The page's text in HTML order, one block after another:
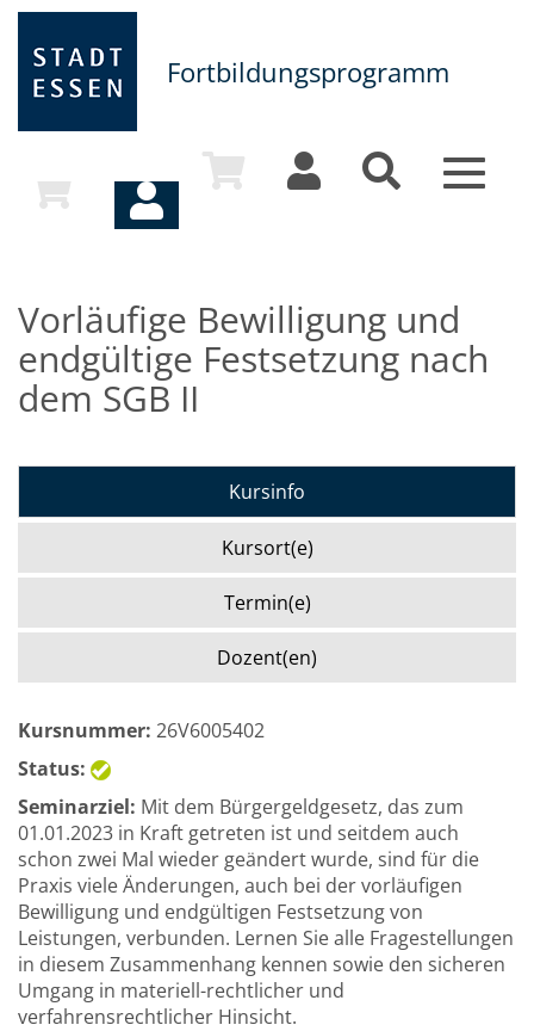
Fortbildungsprogramm
Toggle
Vorläufige Bewilligung und
endgültige Festsetzung nach
dem SGB II
Kursinfo
Kursort(e)
Termin(e)
Dozent(en)
Kursnummer: 26V6005402
Status:
Seminarziel: Mit dem Bürgergeldgesetz, das zum
01.01.2023 in Kraft getreten ist und seitdem auch
schon zwei Mal wieder geändert wurde, sind für die
Praxis viele Änderungen, auch bei der vorläufigen
Bewilligung und endgültigen Festsetzung von
Leistungen, verbunden. Lernen Sie alle Fragestellungen
in diesem Zusammenhang kennen sowie den sicheren
Umgang in materiell-rechtlicher und
verfahrensrechtlicher Hinsicht.